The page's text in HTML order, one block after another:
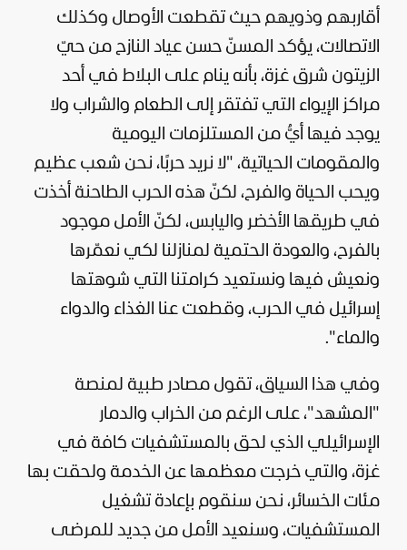
أقاربهم وذويهم حيث تقطعت الأوصال وكذلك
الاتصالات، يؤكد المسنّ حسن عياد النازح من حيّ
الزيتون شرق غزة، بأنه ينام على البلاط في أحد
مراكز الإيواء التي تفتقر إلى الطعام والشراب ولا
يوجد فيها أيُّ من المستلزمات اليومية
والمقومات الحياتية، "لا نريد حربًا، نحن شعب عظيم
ويحب الحياة والفرح، لكنّ هذه الحرب الطاحنة أخذت
في طريقها الأخضر واليابس، لكنّ الأمل موجود
بالفرح، والعودة الحتمية لمنازلنا لكي نعمّرها
ونعيش فيها ونستعيد كرامتنا التي شوهتها
إسرائيل في الحرب، وقطعت عنا الغذاء والدواء
والماء".
وفي هذا السياق، تقول مصادر طبية لمنصة
"المشهد"، على الرغم من الخراب والدمار
الإسرائيلي الذي لحق بالمستشفيات كافة في
غزة، والتي خرجت معظمها عن الخدمة ولحقت بها
مئات الخسائر، نحن سنقوم بإعادة تشغيل
المستشفيات، وسنعيد الأمل من جديد للمرضى